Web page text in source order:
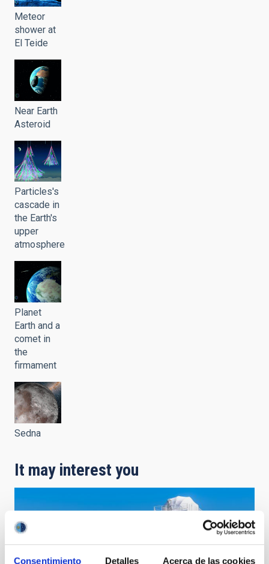
Consentimiento Detalles Acerca de las cookies
Meteor
shower at
El Teide
Near Earth
Asteroid
Particles's
cascade in
the Earth's
upper
atmosphere
Planet
Earth and a
comet in
the
firmament
Sedna
It may interest you